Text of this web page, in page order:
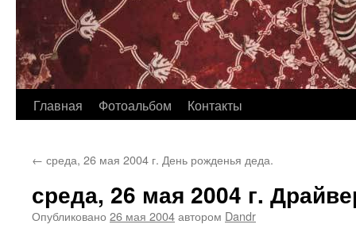
Перейти
содержимому
Главная Фотоальбом Контакты
← среда, 26 мая 2004 г. День рожденья деда.
среда, 26 мая 2004 г.
Опубликовано 26 мая 2004автором Dandr